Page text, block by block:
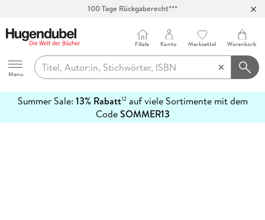
100 Tage Rückgaberecht***
Hugendubel
Menu
Filiale Konto Merkzettel Warenkorb
Summer Sale: 13% Rabatt12auf viele Sortimente mit dem
CodeSOMMER13
erfahren